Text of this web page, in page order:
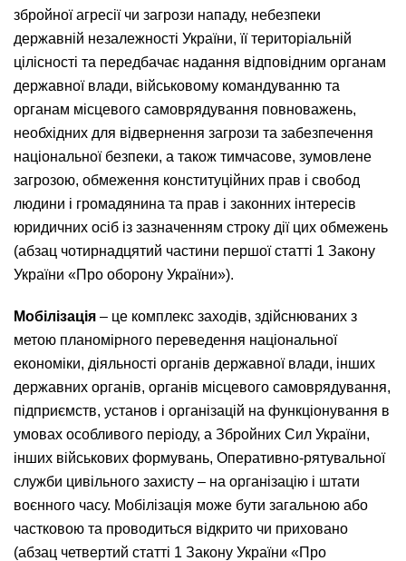
збройної агресії чи загрози нападу, небезпеки
державній незалежності України, її територіальній
цілісності та передбачає надання відповідним органам
державної влади, військовому командуванню та
органам місцевого самоврядування повноважень,
необхідних для відвернення загрози та забезпечення
національної безпеки, а також тимчасове, зумовлене
загрозою, обмеження конституційних прав і свобод
людини і громадянина та прав і законних інтересів
юридичних осіб із зазначенням строку дії цих обмежень
(абзац чотирнадцятий частини першої статті 1 Закону
України «Про оборону України»).
Мобілізація – це комплекс заходів, здійснюваних з
метою планомірного переведення національної
економіки, діяльності органів державної влади, інших
державних органів, органів місцевого самоврядування,
підприємств, установ і організацій на функціонування в
умовах особливого періоду, а Збройних Сил України,
інших військових формувань, Оперативно-рятувальної
служби цивільного захисту – на організацію і штати
воєнного часу. Мобілізація може бути загальною або
частковою та проводиться відкрито чи приховано
(абзац четвертий статті 1 Закону України «Про